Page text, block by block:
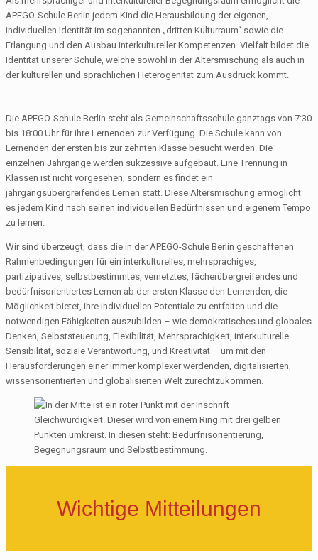
APEGO-Schule Berlin jedem Kind die Herausbildung der eigenen,
individuellen Identität im sogenannten „dritten Kulturraum“ sowie die
Erlangung und den Ausbau interkultureller Kompetenzen. Vielfalt bildet die
Identität unserer Schule, welche sowohl in der Altersmischung als auch in
der kulturellen und sprachlichen Heterogenität zum Ausdruck kommt.
Die APEGO-Schule Berlin steht als Gemeinschaftsschule ganztags von 7:30
bis 18:00 Uhr für ihre Lernenden zur Verfügung. Die Schule kann von
Lernenden der ersten bis zur zehnten Klasse besucht werden. Die
einzelnen Jahrgänge werden sukzessive aufgebaut. Eine Trennung in
Klassen ist nicht vorgesehen, sondern es findet ein
jahrgangsübergreifendes Lernen statt. Diese Altersmischung ermöglicht
es jedem Kind nach seinen individuellen Bedürfnissen und eigenem Tempo
zu lernen.
Wir sind überzeugt, dass die in der APEGO-Schule Berlin geschaffenen
Rahmenbedingungen für ein interkulturelles, mehrsprachiges,
partizipatives, selbstbestimmtes, vernetztes, fächerübergreifendes und
bedürfnisorientiertes Lernen ab der ersten Klasse den Lernenden, die
Möglichkeit bietet, ihre individuellen Potentiale zu entfalten und die
notwendigen Fähigkeiten auszubilden – wie demokratisches und globales
Denken, Selbststeuerung, Flexibilität, Mehrsprachigkeit, interkulturelle
Sensibilität, soziale Verantwortung, und Kreativität – um mit den
Herausforderungen einer immer komplexer werdenden, digitalisierten,
wissensorientierten und globalisierten Welt zurechtzukommen.
Wichtige Mitteilungen